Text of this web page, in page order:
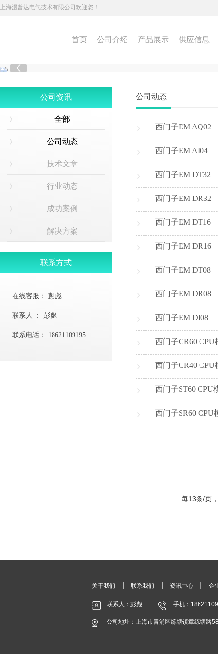
上海漫普达电气技术有限公司欢迎您！
首页 公司介绍 产品展示 供应信息

公司资讯
全部
公司动态
技术文章
行业动态
成功案例
解决方案
联系方式
在线客服： 彭彪
联系人 ： 彭彪
联系电话： 18621109195
公司动态
西门子EM AQ02
西门子EM AI04
西门子EM DT32
西门子EM DR32
西门子EM DT16
西门子EM DR16
西门子EM DT08
西门子EM DR08
西门子EM DI08
西门子CR60 CPU
西门子CR40 CPU
西门子ST60 CPU
西门子SR60 CPU
每13条/页
关于我们 联系我们 资讯中心 企
联系人：彭彪 手机：
公司地址：上海市青浦区练塘镇章练塘路